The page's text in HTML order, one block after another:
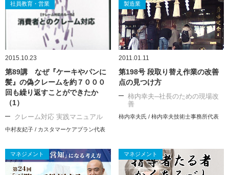
社員教育・営業
2015.10.23
第89講 なぜ『ケーキやパンに
髪』の偽クレームを約７０００
回も繰り返すことができたか
（1）
クレーム対応 実践マニュアル
中村友妃子 / カスタマーケアプラン代表
製造業
2011.01.11
第198号 段取り替え作業の改善
点の見つけ方
柿内幸夫─社長のための現場改
善
柿内幸夫氏 / 柿内幸夫技術士事務所代表
マネジメント マネジメント